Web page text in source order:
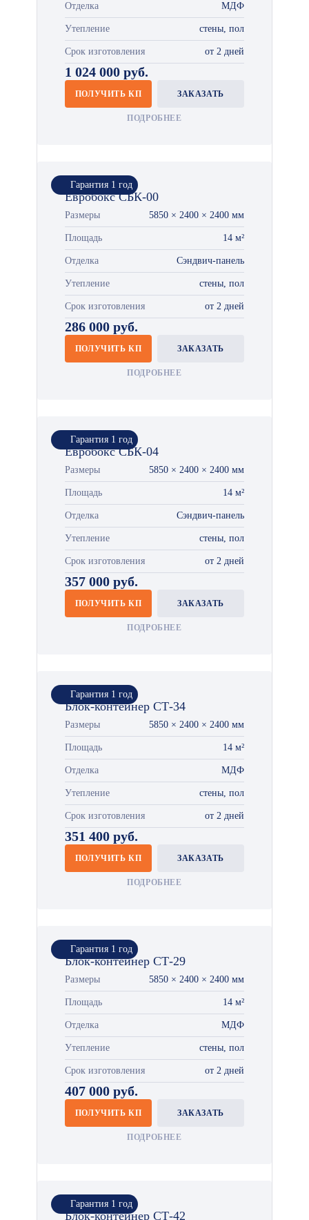
Отделка МДФ
Утепление стены, пол
Срок изготовления от 2 дней
1 024 000 руб.
ПОЛУЧИТЬ КП ЗАКАЗАТЬ
ПОДРОБНЕЕ
Гарантия 1 год
Евробокс СБК-00
Размеры 5850 × 2400 × 2400 мм
Площадь 14 м²
Отделка Сэндвич-панель
Утепление стены, пол
Срок изготовления от 2 дней
286 000 руб.
ПОЛУЧИТЬ КП ЗАКАЗАТЬ
ПОДРОБНЕЕ
Гарантия 1 год
Евробокс СБК-04
Размеры 5850 × 2400 × 2400 мм
Площадь 14 м²
Отделка Сэндвич-панель
Утепление стены, пол
Срок изготовления от 2 дней
357 000 руб.
ПОЛУЧИТЬ КП ЗАКАЗАТЬ
ПОДРОБНЕЕ
Гарантия 1 год
Блок-контейнер СТ-34
Размеры 5850 × 2400 × 2400 мм
Площадь 14 м²
Отделка МДФ
Утепление стены, пол
Срок изготовления от 2 дней
351 400 руб.
ПОЛУЧИТЬ КП ЗАКАЗАТЬ
ПОДРОБНЕЕ
Гарантия 1 год
Блок-контейнер СТ-29
Размеры 5850 × 2400 × 2400 мм
Площадь 14 м²
Отделка МДФ
Утепление стены, пол
Срок изготовления от 2 дней
407 000 руб.
ПОЛУЧИТЬ КП ЗАКАЗАТЬ
ПОДРОБНЕЕ
Гарантия 1 год
Блок-контейнер СТ-42